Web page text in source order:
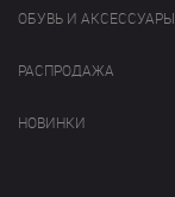
ОБУВЬ И АКСЕССУАРЫ
РАСПРОДАЖА
НОВИНКИ